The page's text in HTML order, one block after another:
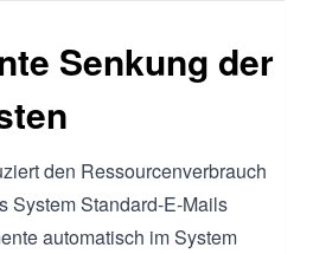
Senkung der
den Ressourcenverbrauch
System Standard-E-Mails
automatisch im System